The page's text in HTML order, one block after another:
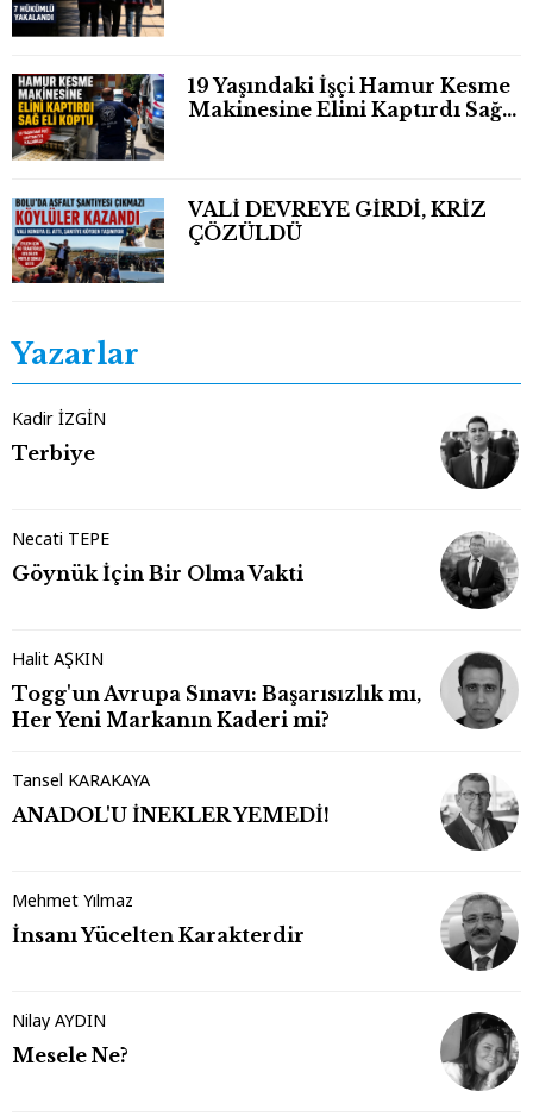
19 Yaşındaki İşçi Hamur Kesme
Makinesine Elini Kaptırdı Sağ
VALİ DEVREYE GİRDİ, KRİZ
ÇÖZÜLDÜ
Yazarlar
Kadir İZGİN
Terbiye
Necati TEPE
Göynük İçin Bir Olma Vakti
Halit AŞKIN
Togg'un Avrupa Sınavı: Başarısızlık mı,
Her Yeni Markanın Kaderi mi?
Tansel KARAKAYA
ANADOL'U İNEKLER YEMEDİ!
Mehmet Yılmaz
İnsanı Yücelten Karakterdir
Nilay AYDIN
Mesele Ne?